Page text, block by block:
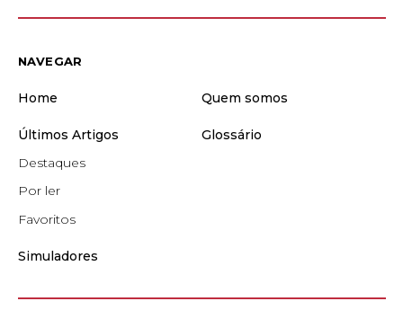
NAVEGAR
Home Quem somos
Últimos Artigos
Destaques
Por ler
Favoritos
Glossário
Simuladores